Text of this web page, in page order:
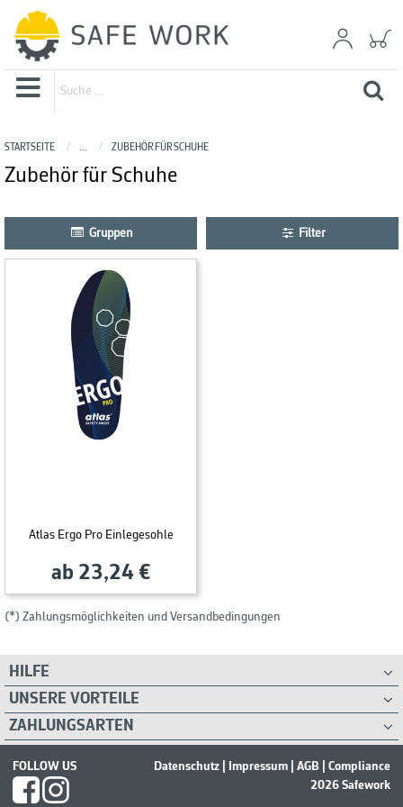
STARTSEITE ... ZUBEHÖR FÜR SCHUHE
Zubehör für Schuhe
Gruppen Filter
Atlas Ergo Pro Einlegesohle
ab 23,24 €
(*) Zahlungsmöglichkeiten und Versandbedingungen
HILFE
UNSERE VORTEILE
ZAHLUNGSARTEN
FOLLOW US Datenschutz Impressum AGB
Compliance
2026 Safework